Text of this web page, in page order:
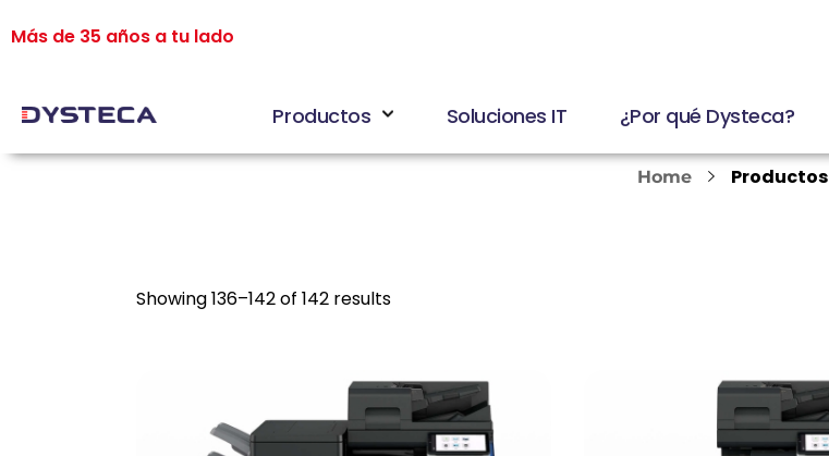
Más de 35 años a tu lado
Productos Soluciones IT ¿Por qué Dysteca?
Home Productos
Showing 136–142 of 142 results